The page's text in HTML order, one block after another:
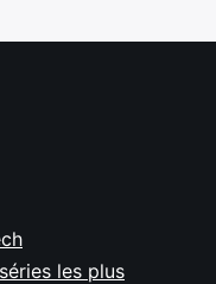
les plus